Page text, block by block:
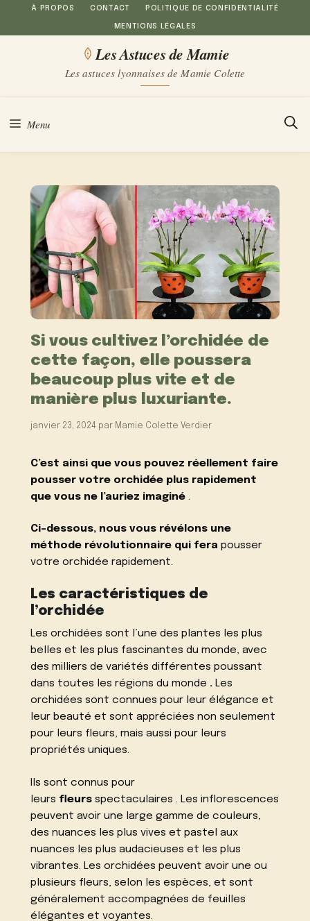
Aller
au
À PROPOS CONTACT POLITIQUE DE CONFIDENTIALITÉ
MENTIONS LÉGALES
Les Astuces de Mamie
Les astuces lyonnaises de Mamie Colette
Menu
Si vous cultivez l’orchidée de
cette façon, elle poussera
beaucoup plus vite et de
manière plus luxuriante.
janvier 23, 2024 par Mamie Colette Verdier
C’est ainsi que vous pouvez réellement faire
pousser votre orchidée plus rapidement
que vous ne l’auriez imaginé .
Ci-dessous, nous vous révélons une
méthode révolutionnaire qui fera pousser
votre orchidée rapidement.
Les caractéristiques de
l’orchidée
Les orchidées sont l’une des plantes les plus
belles et les plus fascinantes du monde, avec
des milliers de variétés différentes poussant
dans toutes les régions du monde . Les
orchidées sont connues pour leur élégance et
leur beauté et sont appréciées non seulement
pour leurs fleurs, mais aussi pour leurs
propriétés uniques.
Ils sont connus pour
leurs fleurs spectaculaires . Les inflorescences
peuvent avoir une large gamme de couleurs,
des nuances les plus vives et pastel aux
nuances les plus audacieuses et les plus
vibrantes. Les orchidées peuvent avoir une ou
plusieurs fleurs, selon les espèces, et sont
généralement accompagnées de feuilles
élégantes et voyantes.